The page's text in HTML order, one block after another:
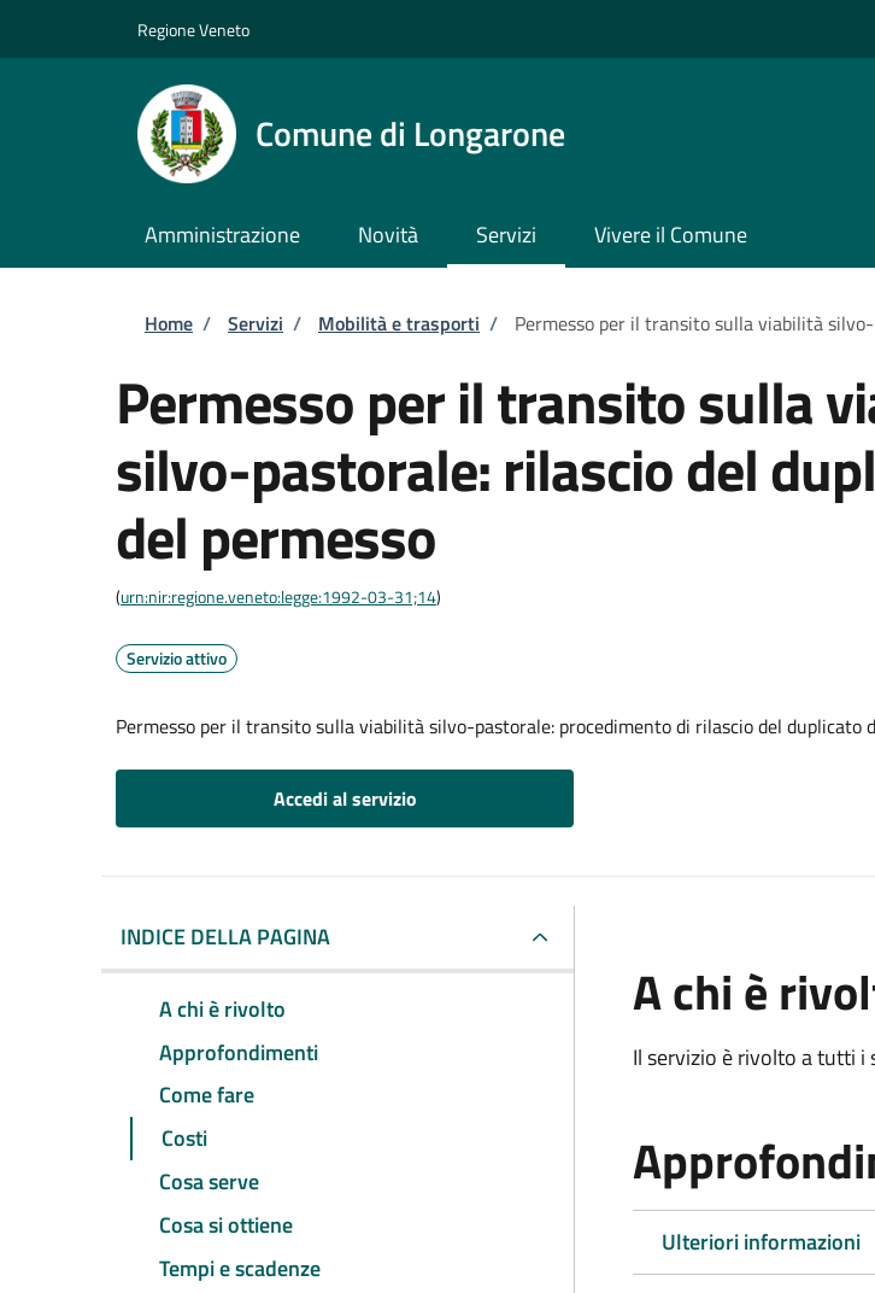
Regione Veneto
Comune di Longarone
Amministrazione Novità Servizi Vivere il Comune
Briciole di pane
Home / Servizi / Mobilità e trasporti / Permesso per il transito sulla viabilità
Permesso per il transito sulla
silvo-pastorale: rilascio del
del permesso
(urn:nir:regione.veneto:legge:1992-03-31;14)
Servizio attivo
Permesso per il transito sulla viabilità silvo-pastorale: procedimento di rilascio del duplicato
Accedi al servizio
INDICE DELLA PAGINA
A chi è rivolto
Approfondimenti
Come fare
Costi
Cosa serve
Cosa si ottiene
Tempi e scadenze
A chi è
Il servizio è rivolto a tutti i
Ulteriori informazioni